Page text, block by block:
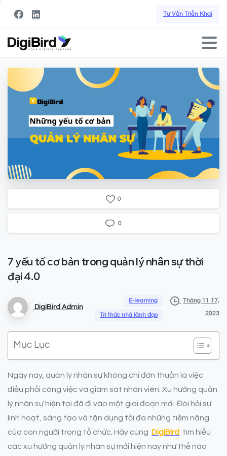
Tư Vấn Triển Khai
0
0
7yếu tốcơbản trongquảnlýnhânsựthời
đại4.0
DigiBird Admin
E-learning
Tri thức nhà lãnh đạo
Tháng 11 17,
2023
Mục Lục
Ngày nay, quản lý nhân sự không chỉ đơn thuần là việc
điều phối công việc và giám sát nhân viên. Xu hướng quản
lý nhân sự hiện tại đã đi vào một giai đoạn mới. Đòi hỏi sự
linh hoạt, sáng tạo và tận dụng tối đa những tiềm năng
của con người trong tổ chức. Hãy cùng DigiBird tìm hiểu
các xu hướng quản lý nhân sự mới hiện nay như thế nào